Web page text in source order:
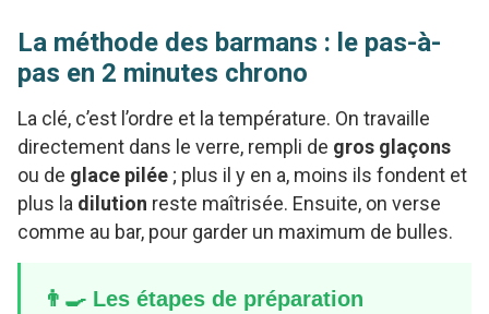
La méthode des barmans : le pas-à-
pas en 2 minutes chrono
La clé, c’est l’ordre et la température. On travaille
directement dans le verre, rempli de gros glaçons
ou de glace pilée ; plus il y en a, moins ils fondent et
plus la dilution reste maîtrisée. Ensuite, on verse
comme au bar, pour garder un maximum de bulles.
👨‍🍳 Les étapes de préparation